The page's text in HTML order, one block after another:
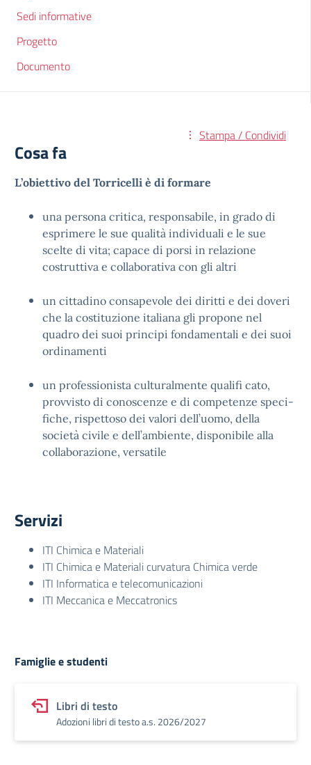
Sedi informative
Progetto
Documento
Stampa / Condividi
Cosa fa
L’obiettivo del Torricelli è di formare
una persona critica, responsabile, in grado di
esprimere le sue qualità individuali e le sue
scelte di vita; capace di porsi in relazione
costruttiva e collaborativa con gli altri
un cittadino consapevole dei diritti e dei doveri
che la costituzione italiana gli propone nel
quadro dei suoi principi fondamentali e dei suoi
ordinamenti
un professionista culturalmente qualifi cato,
provvisto di conoscenze e di competenze speci-
fiche, rispettoso dei valori dell’uomo, della
società civile e dell’ambiente, disponibile alla
collaborazione, versatile
Servizi
ITI Chimica e Materiali
ITI Chimica e Materiali curvatura Chimica verde
ITI Informatica e telecomunicazioni
ITI Meccanica e Meccatronics
Famiglie e studenti
Libri di testo
Adozioni libri di testo a.s. 2026/2027